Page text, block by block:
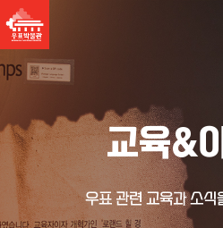
교육&
우표 관련 교육과 소식